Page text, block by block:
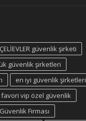
güvenlik şirketi
güvenlik şirketleri
en iyi güvenlik şirketleri
favori vip özel güvenlik
Güvenlik Firması